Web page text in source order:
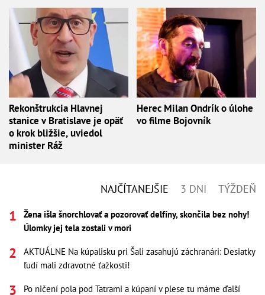
Rekonštrukcia Hlavnej
stanice v Bratislave je opäť
o krok bližšie, uviedol
minister Ráž
Herec Milan Ondrík o úlohe
vo filme Bojovník
NAJČÍTANEJŠIE 3 DNI TÝŽDEŇ
Žena išla šnorchlovať a pozorovať delfíny, skončila bez nohy!
Úlomky jej tela zostali v mori
AKTUÁLNE Na kúpalisku pri Šali zasahujú záchranári: Desiatky
ľudí mali zdravotné ťažkosti!
Po ničení pola pod Tatrami a kúpaní v plese tu máme ďalší